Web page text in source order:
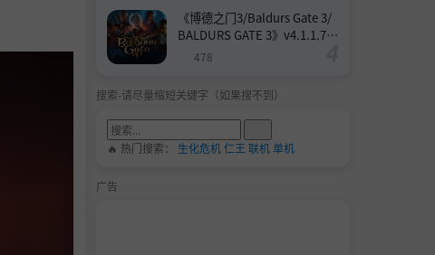
《博德之门3/Baldurs Gate 3/
BALDURS GATE 3》v4.1.1.739
8727-Build 24532579官中免安
478
搜索-请尽量缩短关键字（如果搜不到）
🔥 热门搜索： 生化危机仁王 联机单机
广告